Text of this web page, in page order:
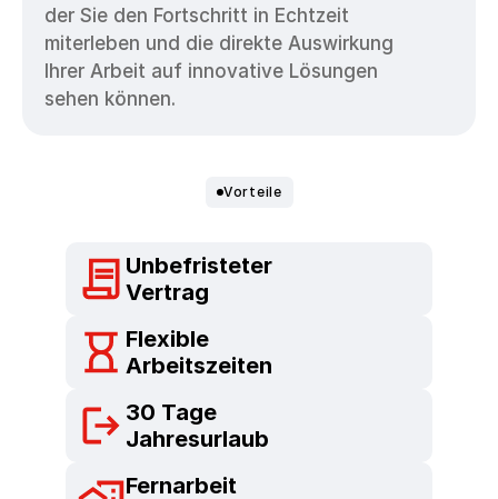
der Sie den Fortschritt in Echtzeit
miterleben und die direkte Auswirkung
Ihrer Arbeit auf innovative Lösungen
sehen können.
Vorteile
IhreVorteilebei RICO.
Unbefristeter
Vertrag
Flexible
Arbeitszeiten
30 Tage
Jahresurlaub
Fernarbeit